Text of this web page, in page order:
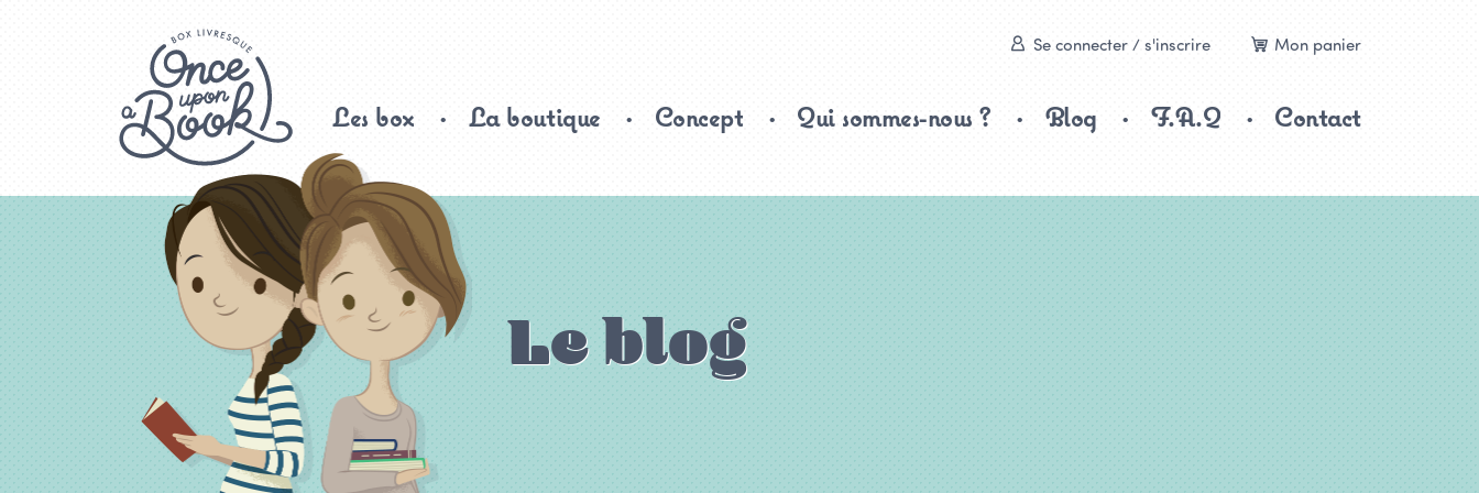
Se connecter / s'inscrire Mon panier
Les box La boutique Concept Qui sommes-nous ? Blog F.A.Q Contact
Once upon a book, box livresque
Le blog